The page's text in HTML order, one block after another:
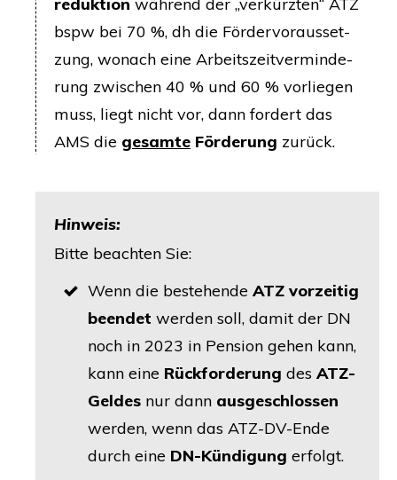
bspw bei 70 %, dh die För­der­vor­aus­set­
zung, wonach eine Arbeits­zeit­ver­min­de­
rung zwi­schen 40 % und 60 % vor­lie­gen
muss, liegt nicht vor, dann for­dert das
AMS die gesam­te För­de­rung zurück.
Hin­weis:
Bit­te beach­ten Sie:
Wenn die bestehen­de ATZ vor­zei­tig
been­det wer­den soll, damit der DN
noch in 2023 in Pen­si­on gehen kann,
kann eine Rück­for­de­rung des ATZ-
Gel­des nur dann aus­ge­schlos­sen
wer­den, wenn das ATZ-DV-Ende
durch eine DN-Kün­di­gung erfolgt.